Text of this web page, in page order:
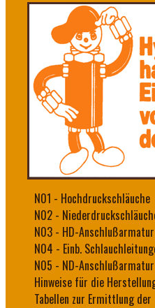
N01 - Hochdruckschläuche
N02 -
N03 - HD-
N04 - Einb.
N05 - ND-
Hinweise für die
Tabellen zur Ermittlung der